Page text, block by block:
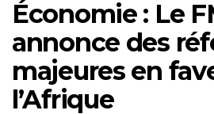
Économie : Le
annonce des
majeures en
l’Afrique